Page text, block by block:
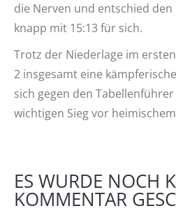
die Nerven und entschied
knapp mit 15:13 für sich.
Trotz der Niederlage im
2 insgesamt eine
sich gegen den
wichtigen Sieg vor
ES WURDE NOCH
KOMMENTAR